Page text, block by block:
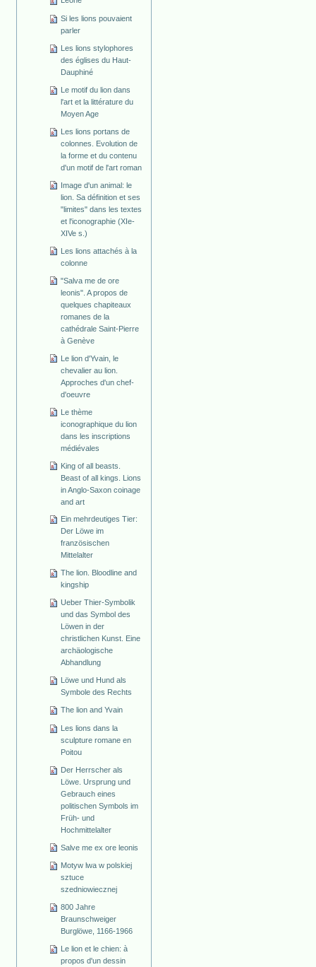
Si les lions pouvaient
parler
Les lions stylophores
des églises du Haut-
Dauphiné
Le motif du lion dans
l'art et la littérature du
Moyen Age
Les lions portans de
colonnes. Evolution de
la forme et du contenu
d'un motif de l'art roman
Image d'un animal: le
lion. Sa définition et ses
"limites" dans les textes
et l'iconographie (XIe-
XIVe s.)
Les lions attachés à la
colonne
"Salva me de ore
leonis". A propos de
quelques chapiteaux
romanes de la
cathédrale Saint-Pierre
à Genève
Le lion d'Yvain, le
chevalier au lion.
Approches d'un chef-
d'oeuvre
Le thème
iconographique du lion
dans les inscriptions
médiévales
King of all beasts.
Beast of all kings. Lions
in Anglo-Saxon coinage
and art
Ein mehrdeutiges Tier:
Der Löwe im
französischen
Mittelalter
The lion. Bloodline and
kingship
Ueber Thier-Symbolik
und das Symbol des
Löwen in der
christlichen Kunst. Eine
archäologische
Abhandlung
Löwe und Hund als
Symbole des Rechts
The lion and Yvain
Les lions dans la
sculpture romane en
Poitou
Der Herrscher als
Löwe. Ursprung und
Gebrauch eines
politischen Symbols im
Früh- und
Hochmittelalter
Salve me ex ore leonis
Motyw lwa w polskiej
sztuce
szedniowiecznej
800 Jahre
Braunschweiger
Burglöwe, 1166-1966
Le lion et le chien: à
propos d'un dessin